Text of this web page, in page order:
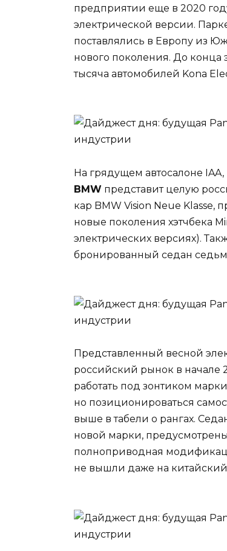
предприятии еще в 2020
электрической версии.
поставлялись в Европу из
нового поколения. До конца
тысяча автомобилей Kona
На грядущем автосалоне
BMW представит целую
кар BMW Vision Neue
новые поколения хэтчбека
электрических версиях).
бронированный седан
Представленный весной
российский рынок в начале
работать под зонтиком
но позиционироваться
выше в табели о рангах.
новой марки,
полноприводная
не вышли даже на